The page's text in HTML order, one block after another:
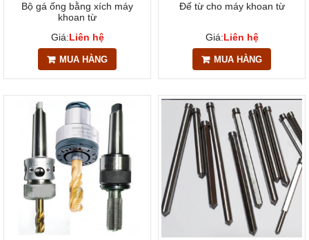
Bộ gá ống bằng xích máy
khoan từ
Giá:Liên hệ
MUA HÀNG
Đế từ cho máy khoan từ
Giá:Liên hệ
MUA HÀNG